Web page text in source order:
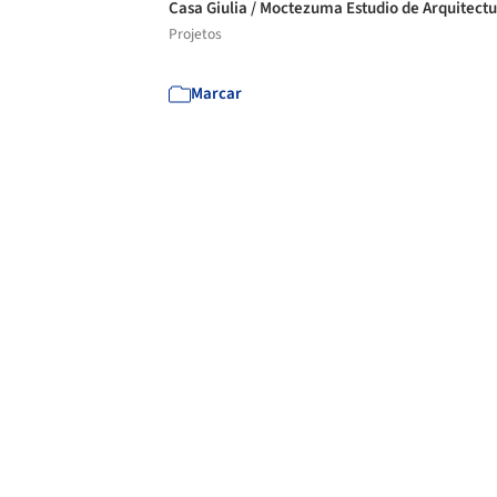
Casa Giulia / Moctezuma Estudio de
Projetos
Marcar